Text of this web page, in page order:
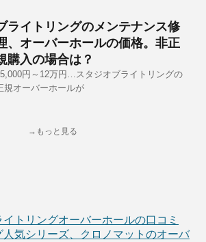
ライトリングのメンテナンス修
、オーバーホールの価格。非正
購入の場合は？
円～12万円…スタジオブライトリングの
規オーバーホールが
→もっと見る
イトリングオーバーホールの口コミ
人気シリーズ、クロノマットのオーバ